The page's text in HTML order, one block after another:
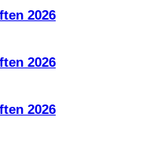
2026
2026
2026